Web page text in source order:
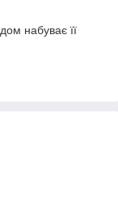
набуває її